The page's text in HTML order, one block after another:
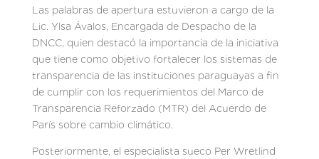
Las palabras de apertura estuvieron a cargo de la
Lic. Ylsa Ávalos, Encargada de Despacho de la
DNCC, quien destacó la importancia de la iniciativa
que tiene como objetivo fortalecer los sistemas de
transparencia de las instituciones paraguayas a fin
de cumplir con los requerimientos del Marco de
Transparencia Reforzado (MTR) del Acuerdo de
París sobre cambio climático.
Posteriormente, el especialista sueco Per Wretlind